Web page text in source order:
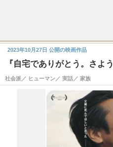
『自宅でありがとう。さよ
社会派／ ヒューマン／ 実話／ 家族
2023年10月27日 公開の映画作品